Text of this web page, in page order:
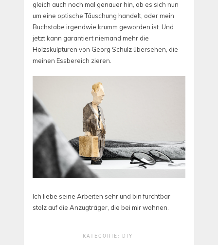
gleich auch noch mal genauer hin, ob es sich nun
um eine optische Täuschung handelt, oder mein
Buchstabe irgendwie krumm geworden ist. Und
jetzt kann garantiert niemand mehr die
Holzskulpturen von Georg Schulz übersehen, die
meinen Essbereich zieren.
Ich liebe seine Arbeiten sehr und bin furchtbar
stolz auf die Anzugträger, die bei mir wohnen.
KATEGORIE: DIY